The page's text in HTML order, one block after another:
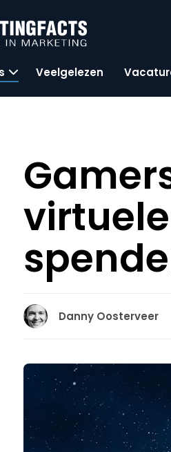
Veelgelezen
Danny Oosterveer